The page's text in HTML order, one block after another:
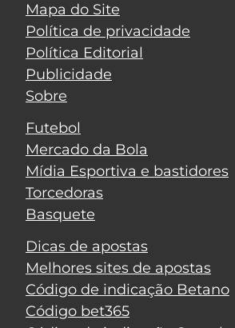
Mapa do Site
Política de privacidade
Política Editorial
Publicidade
Sobre
Futebol
Mercado da Bola
Mídia Esportiva e bastidores
Torcedoras
Basquete
Dicas de apostas
Melhores sites de apostas
Código de indicação Betano
Código bet365